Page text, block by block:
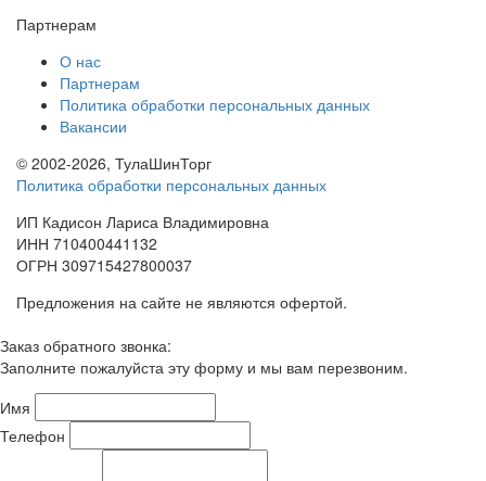
Партнерам
О нас
Партнерам
Политика обработки персональных данных
Вакансии
© 2002-2026, ТулаШинТорг
Политика обработки персональных данных
ИП Кадисон Лариса Владимировна
ИНН 710400441132
ОГРН 309715427800037
Предложения на сайте не являются офертой.
Заказ обратного звонка:
Заполните пожалуйста эту форму и мы вам перезвоним.
Имя
Телефон